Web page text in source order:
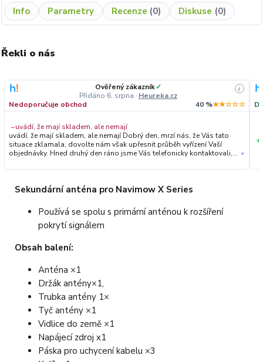
Info Parametry Recenze 0 Diskuse 0
Řekli o nás
Ověřený zákazník✓
Přidáno 6. srpna · Heureka.cz
i
Nedoporučuje obchod 40 %★★☆☆☆
−uvádí, že mají skladem, ale nemají
uvádí, že mají skladem, ale nemají Dobrý den, mrzí nás, že Vás tato
situace zklamala, dovolte nám však upřesnit průběh vyřízení Vaší
objednávky. Hned druhý den ráno jsme Vás telefonicky kontaktovali,
prověřovali jeho dostupnost přímo u dodavatele. Jelikož zboží
všem jsme Vás obratem informovali a náležitě se omluvili.
Zakládáme si na férovém a rychlém jednání. O to více nás mrzí, že i
přes naši okamžitou reakci, osobní telefonát a maximální snahu náš
obchod nedoporučujete. Věříme, že nám v budoucnu dáte příležitost
»
+
Sekundární anténa pro Navimow X Series
Používá se spolu s primární anténou k rozšíření
pokrytí signálem
Obsah balení:
Anténa ×1
Držák antény×1,
Trubka antény 1×
Tyč antény ×1
Vidlice do země ×1
Napájecí zdroj x1
Páska pro uchycení kabelu ×3